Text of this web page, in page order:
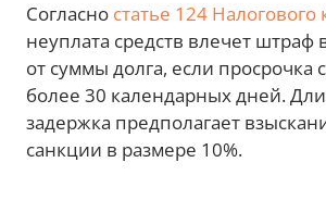
Согласно статье 124 Налогового
неуплата средств влечет штраф
от суммы долга, если просрочка
более 30 календарных дней.
задержка предполагает
санкции в размере 10%.